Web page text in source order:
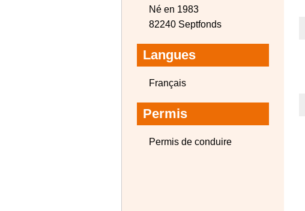
Né en 1983
82240 Septfonds
Langues
Français
Permis
Permis de conduire